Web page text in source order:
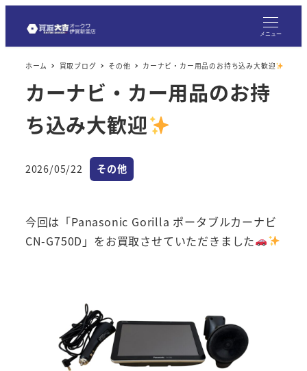
メニュー
ホーム 買取ブログ その他 カーナビ・カー用品のお持ち込み大歓迎
カーナビ・カー用品のお持
ち込み大歓迎
投稿日
2026/05/22 カテゴリー
その他
今回は「Panasonic Gorilla ポータブルカーナビ
CN-G750D」をお買取させていただきました